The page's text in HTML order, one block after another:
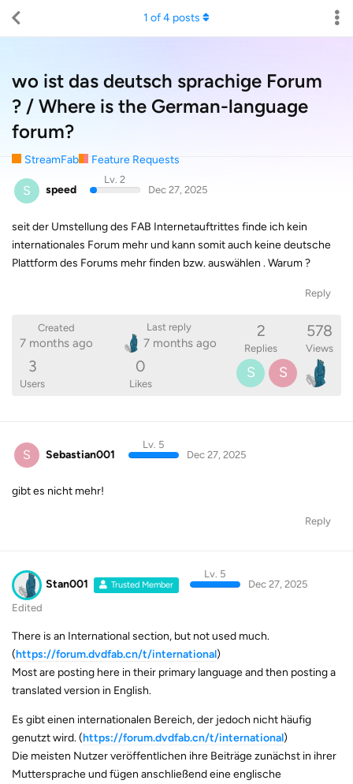
wo ist das deutsch sprachige Forum
? / Where is the German-language
forum?
StreamFab Feature Requests
1 of4 posts
S speed
Lv. 2
Dec 27, 2025
seit der Umstellung des FAB Internetauftrittes finde ich kein
internationales Forum mehr und kann somit auch keine deutsche
Plattform des Forums mehr finden bzw. auswählen . Warum ?
Reply
Created
7 months ago
Last reply
7 months ago
2
Replies
578
Views
3
Users
0
Likes
S S
S Sebastian001
Lv. 5
Dec 27, 2025
gibt es nicht mehr!
Reply
Stan001 Trusted Member
Lv. 5
Dec 27, 2025
Edited
There is an International section, but not used much.
(https://forum.dvdfab.cn/t/international)
Most are posting here in their primary language and then posting a
translated version in English.
Es gibt einen internationalen Bereich, der jedoch nicht häufig
genutzt wird. (https://forum.dvdfab.cn/t/international)
Die meisten Nutzer veröffentlichen ihre Beiträge zunächst in ihrer
Muttersprache und fügen anschließend eine englische